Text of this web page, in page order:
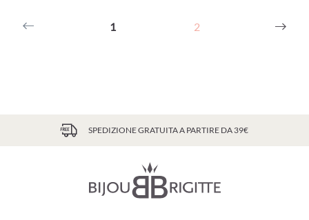
1 2
SPEDIZIONE GRATUITA A PARTIRE DA 39€